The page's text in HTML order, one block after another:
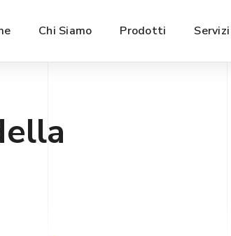
Chi Siamo Prodotti Servizi